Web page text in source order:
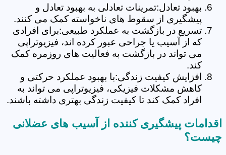
بهبود تعادل:تمرینات تعادلی به بهبود تعادل و
پیشگیری از سقوط های ناخواسته کمک می کنند.
تسریع در بازگشت به عملکرد طبیعی:برای افرادی
که از آسیب یا جراحی عبور کرده اند، فیزیوتراپی
می تواند در بازگشت به فعالیت های روزمره کمک
کند.
افزایش کیفیت زندگی:با بهبود عملکرد حرکتی و
کاهش مشکلات فیزیکی، فیزیوتراپی می تواند به
افراد کمک کند تا کیفیت زندگی بهتری داشته باشند.
اقدامات پیشگیری کننده از آسیب های عضلانی
چیست؟